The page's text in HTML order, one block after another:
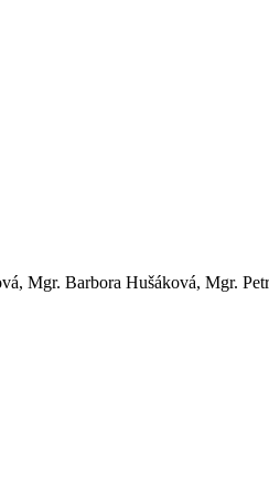
Mgr. Barbora Hušáková, Mgr.